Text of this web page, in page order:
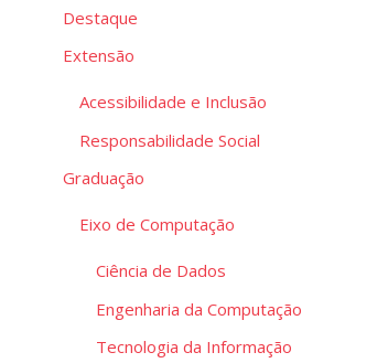
Destaque
Extensão
Acessibilidade e Inclusão
Responsabilidade Social
Graduação
Eixo de Computação
Ciência de Dados
Engenharia da Computação
Tecnologia da Informação